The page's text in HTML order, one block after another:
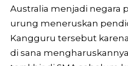
Australia menjadi negara
urung meneruskan
Kangguru tersebut
di sana